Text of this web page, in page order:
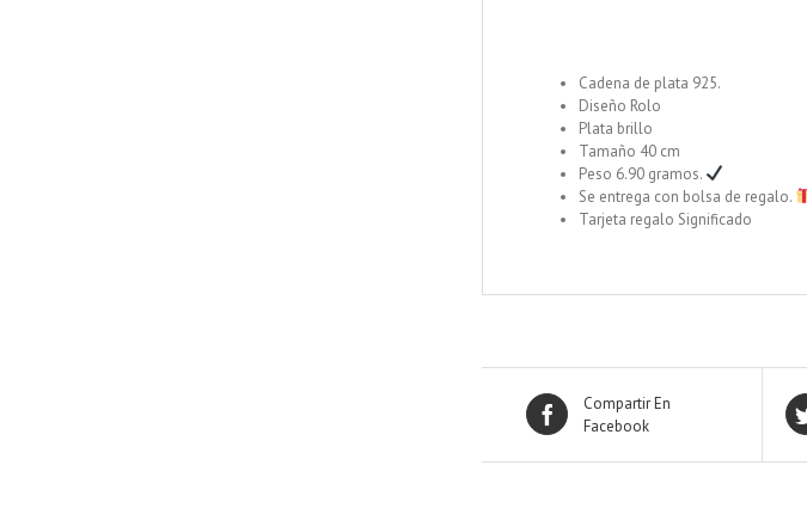
Cadena de plata 925.
Diseño Rolo
Plata brillo
Tamaño 40 cm
Peso 6.90 gramos.
Se entrega con bolsa de regalo.
Tarjeta regalo Significado
Compartir En
Facebook